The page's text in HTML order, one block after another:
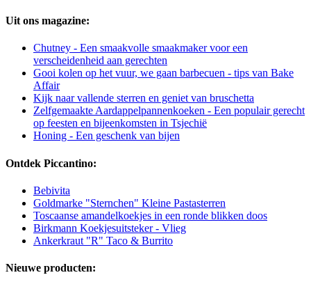
Uit ons magazine:
Chutney - Een smaakvolle smaakmaker voor een
verscheidenheid aan gerechten
Gooi kolen op het vuur, we gaan barbecuen - tips van Bake
Affair
Kijk naar vallende sterren en geniet van bruschetta
Zelfgemaakte Aardappelpannenkoeken - Een populair gerecht
op feesten en bijeenkomsten in Tsjechië
Honing - Een geschenk van bijen
Ontdek Piccantino:
Bebivita
Goldmarke "Sternchen" Kleine Pastasterren
Toscaanse amandelkoekjes in een ronde blikken doos
Birkmann Koekjesuitsteker - Vlieg
Ankerkraut "R" Taco & Burrito
Nieuwe producten: